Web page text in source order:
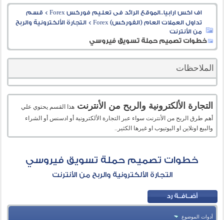
اف اكس ارابيا..الموقع الرائد فى تعليم فوركس Forex > قسم
تداول العملات العام (الفوركس) Forex
>التجارة الألكترونية والربح
من الأنترنت
خطوات تصميم حملة تسويق فيروسي
الملاحظات
التجارة الألكترونية والربح من الأنترنت هذا القسم يحتوي علي
أهم طرق الربح من الأنترنت سواء عبر التجارة الألكترونية أو ادسنس أو الشراء
والبيع اونلاين او اليوتيوب او غيرها الكثير..
خطوات تصميم حملة تسويق فيروسي
التجارة الألكترونية والربح من الأنترنت
أدوات الموضوع